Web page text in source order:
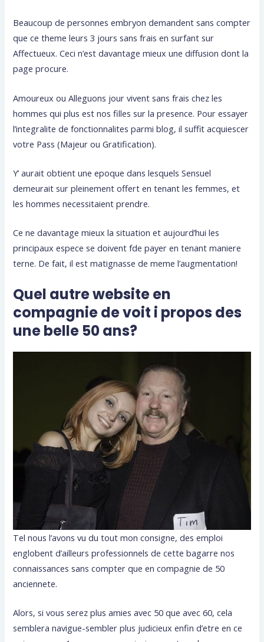
Beaucoup de personnes embryon demandent sans compter
que ce theme leurs 3 jours sans frais en surfant sur
Affectueux. Ceci n’est davantage mieux une diffusion dont la
page procure.
Amoureux ou Alleguons jour vivent sans frais chez les
hommes qui plus est nos filles sur la presence. Pour essayer
l’integralite de fonctionnalites parmi blog, il suffit acquiescer
votre Pass (Majeur ou Gratification).
Y’ aurait obtient une epoque dans lesquels Sensuel
demeurait sur pleinement offert en tenant les femmes, et
les hommes necessitaient prendre.
Ce ne davantage mieux la situation et aujourd’hui les
principaux espece se doivent fde payer en tenant maniere
terne. De fait, il est matignasse de meme l’augmentation!
Quel autre website en
compagnie de voit i propos des
une belle 50 ans?
Tel nous l’avons vu du tout mon consigne, des emploi
englobent d’ailleurs professionnels de cette bagarre nos
connaissances sans compter que en compagnie de 50
anciennete.
Alors, si vous serez plus amies avec 50 que avec 60, cela
semblera navigue-sembler plus judicieux enfin d’etre en ce